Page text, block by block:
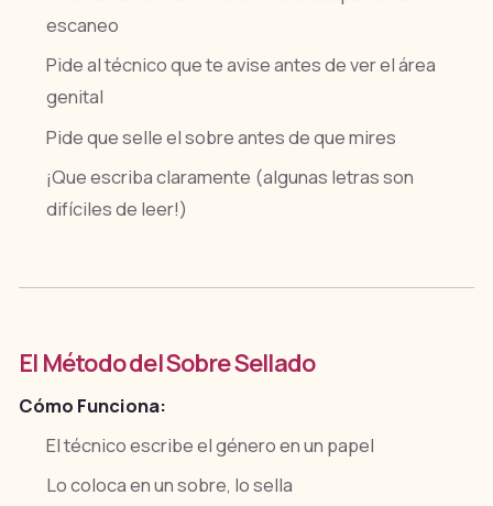
escaneo
Pide al técnico que te avise antes de ver el área
genital
Pide que selle el sobre antes de que mires
¡Que escriba claramente (algunas letras son
difíciles de leer!)
El Método del Sobre Sellado
Cómo Funciona:
El técnico escribe el género en un papel
Lo coloca en un sobre, lo sella